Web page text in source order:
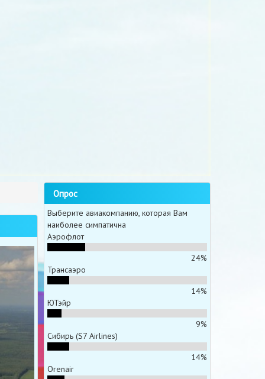
Опрос
Выберите авиакомпанию, которая Вам
наиболее симпатична
Аэрофлот
24%
Трансаэро
14%
ЮТэйр
9%
Сибирь (S7 Airlines)
14%
Orenair